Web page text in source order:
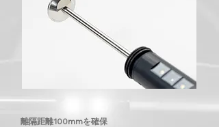
離隔距離100mmを確保